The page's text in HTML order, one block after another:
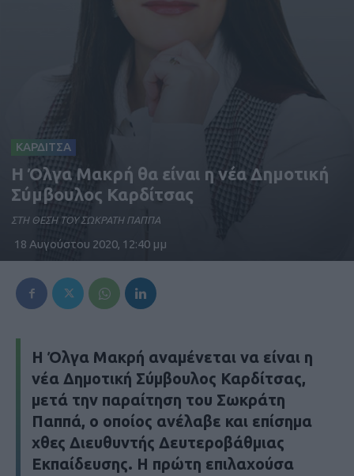
ΚΑΡΔΙΤΣΑ
Η Όλγα Μακρή θα είναι η νέα Δημοτική
Σύμβουλος Καρδίτσας
ΣΤΗ ΘΕΣΗ ΤΟΥ ΣΩΚΡΑΤΗ ΠΑΠΠΑ
18 Αυγούστου 2020, 12:40 μμ
Η Όλγα Μακρή αναμένεται να είναι η
νέα Δημοτική Σύμβουλος Καρδίτσας,
μετά την παραίτηση του Σωκράτη
Παππά, ο οποίος ανέλαβε και επίσημα
χθες Διευθυντής Δευτεροβάθμιας
Εκπαίδευσης. Η πρώτη επιλαχούσα